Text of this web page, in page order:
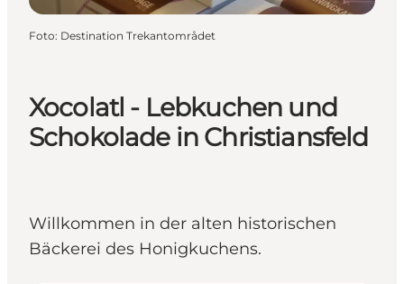
Xocolatl - Lebkuchen und
Schokolade in Christiansfeld
Willkommen in der alten historischen
Bäckerei des Honigkuchens.
Foto: Destination Trekantområdet